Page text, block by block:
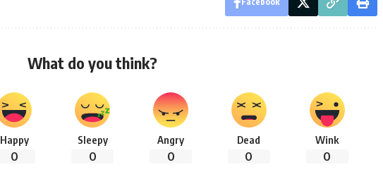
What do you think?
Happy
0
Sleepy
0
Angry
0
Dead
0
Wink
0